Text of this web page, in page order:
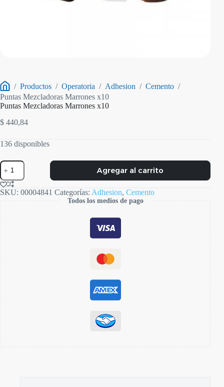
Inicio
/ Productos / Operatoria / Adhesion / Cemento /
Puntas Mezcladoras Marrones x10
Puntas Mezcladoras Marrones x10
$ 440,84
136 disponibles
Puntas
Mezcladoras
Marrones
x10
cantidad
Agregar al carrito
SKU: 00004841 Categorías: Adhesion, Cemento
Todos los medios de pago